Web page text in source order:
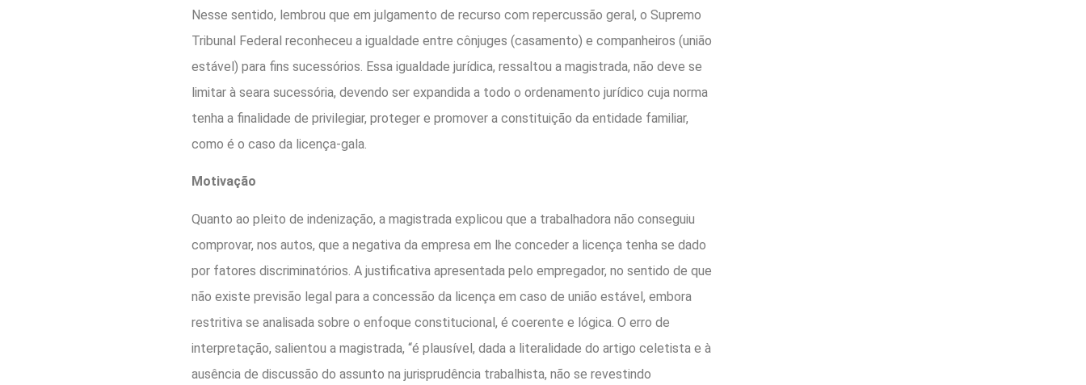
Nesse sentido, lembrou que em julgamento de recurso com repercussão geral, o Supremo
Tribunal Federal reconheceu a igualdade entre cônjuges (casamento) e companheiros (união
estável) para fins sucessórios. Essa igualdade jurídica, ressaltou a magistrada, não deve se
limitar à seara sucessória, devendo ser expandida a todo o ordenamento jurídico cuja norma
tenha a finalidade de privilegiar, proteger e promover a constituição da entidade familiar,
como é o caso da licença-gala.
Motivação
Quanto ao pleito de indenização, a magistrada explicou que a trabalhadora não conseguiu
comprovar, nos autos, que a negativa da empresa em lhe conceder a licença tenha se dado
por fatores discriminatórios. A justificativa apresentada pelo empregador, no sentido de que
não existe previsão legal para a concessão da licença em caso de união estável, embora
restritiva se analisada sobre o enfoque constitucional, é coerente e lógica. O erro de
interpretação, salientou a magistrada, “é plausível, dada a literalidade do artigo celetista e à
ausência de discussão do assunto na jurisprudência trabalhista, não se revestindo